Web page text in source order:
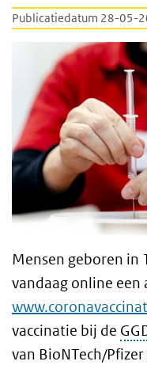
Publicatiedatum 28-05-
Mensen geboren in
vandaag online een
vaccinatie bij de
van BioNTech/